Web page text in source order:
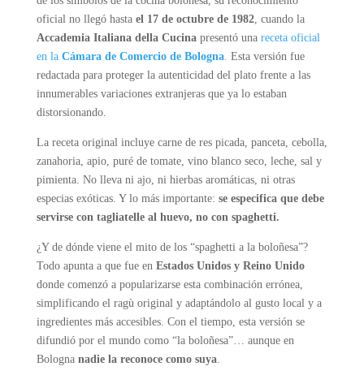
oficial no llegó hasta el 17 de octubre de 1982, cuando la
Accademia Italiana della Cucinapresentó una receta oficial
en la Cámara de Comercio de Bologna. Esta versión fue
redactada para proteger la autenticidad del plato frente a las
innumerables variaciones extranjeras que ya lo estaban
distorsionando.
La receta original incluye carne de res picada, panceta, cebolla,
zanahoria, apio, puré de tomate, vino blanco seco, leche, sal y
pimienta. No lleva ni ajo, ni hierbas aromáticas, ni otras
especias exóticas. Y lo más importante: se especifica que debe
servirse con tagliatelle al huevo, no con spaghetti.
¿Y de dónde viene el mito de los “spaghetti a la boloñesa”?
Todo apunta a que fue en Estados Unidos y Reino Unido
donde comenzó a popularizarse esta combinación errónea,
simplificando el ragù original y adaptándolo al gusto local y a
ingredientes más accesibles. Con el tiempo, esta versión se
difundió por el mundo como “la boloñesa”… aunque en
Bologna nadie la reconoce como suya.